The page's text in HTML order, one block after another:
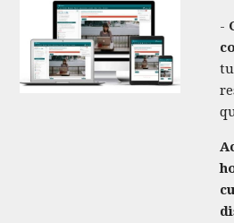
-